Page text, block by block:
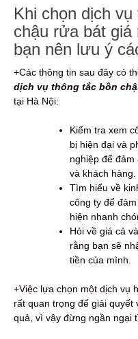
Khi chọn dịch
chậu rửa bát giá
bạn nên lưu ý
+Các thông tin sau đây có
dịch vụ thông tắc bồn
tại Hà Nội:
Kiểm tra xem
bị hiện đại và
nghiệp để
và khách hàng.
Tìm hiểu về
công ty để
hiện nhanh
Hỏi về giá cả
rằng bạn sẽ
tiền của mình.
+Việc lựa chọn một dịch vụ
rất quan trọng để giải quyết
quả, vì vậy đừng ngần ngại